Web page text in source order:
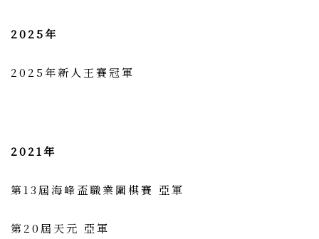
2025年
2025年新人王賽冠軍
2021年
第13屆海峰盃職業圍棋賽 亞軍
第20屆天元 亞軍